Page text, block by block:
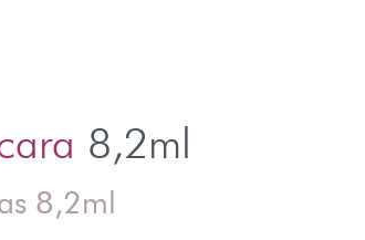
8,2ml
8,2ml